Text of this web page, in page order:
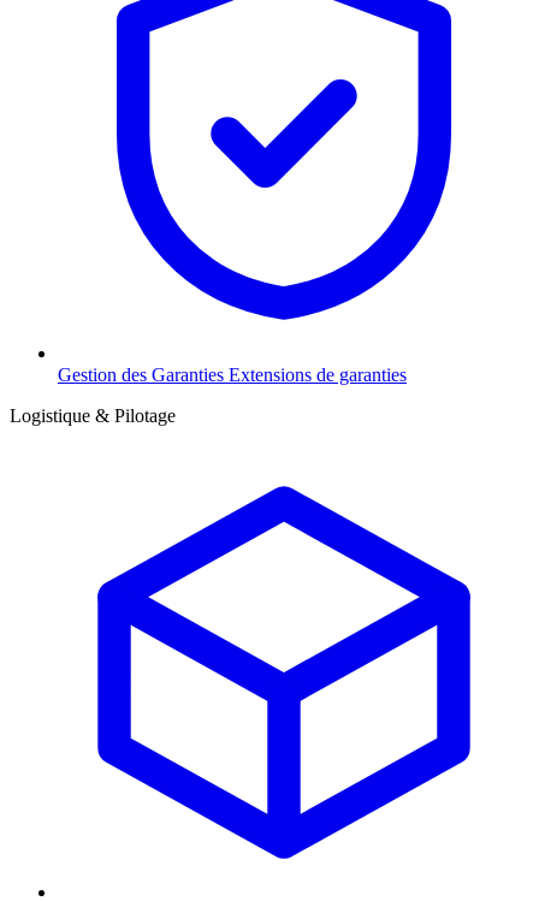
Gestion des Garanties Extensions de garanties
Logistique & Pilotage